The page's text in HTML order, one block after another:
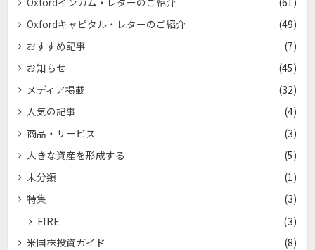
Oxfordキャピタル・レターのご紹介
(49)
おすすめ記事
(7)
お知らせ
(45)
メディア掲載
(32)
人気の記事
(4)
商品・サービス
(3)
大きな資産を形成する
(5)
未分類
(1)
特集
(3)
FIRE (3)
米国株投資ガイド
(8)